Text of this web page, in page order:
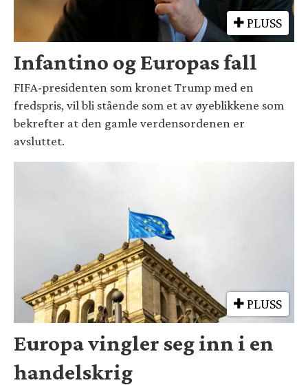
PLUSS
Infantino og Europas fall
FIFA-presidenten som kronet Trump med en
fredspris, vil bli stående som et av øyeblikkene som
bekrefter at den gamle verdensordenen er
avsluttet.
PLUSS
Europa vingler seg inn i en
handelskrig